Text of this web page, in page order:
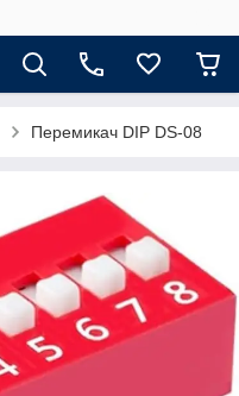
Перемикач DIP DS-08